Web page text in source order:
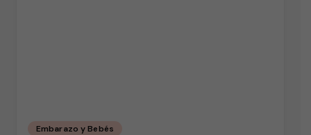
Embarazo y Bebés